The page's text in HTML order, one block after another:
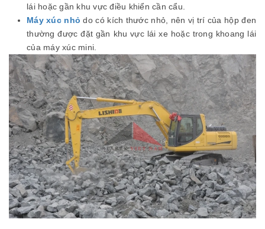
lái hoặc gần khu vực điều khiển cần cẩu.
Máy xúc nhỏ do có kích thước nhỏ, nên vị trí của hộp đen
thường được đặt gần khu vực lái xe hoặc trong khoang lái
của máy xúc mini.